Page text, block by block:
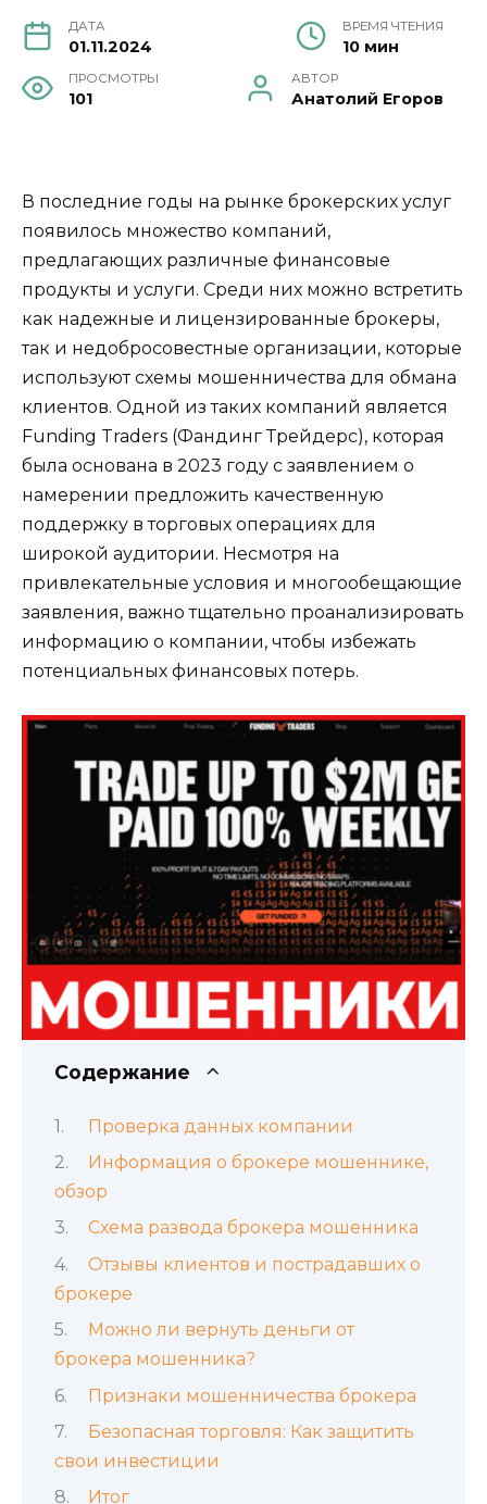
ДАТА
01.11.2024
ВРЕМЯ ЧТЕНИЯ
10 мин
ПРОСМОТРЫ
101
АВТОР
Анатолий Егоров
В последние годы на рынке брокерских услуг
появилось множество компаний,
предлагающих различные финансовые
продукты и услуги. Среди них можно встретить
как надежные и лицензированные брокеры,
так и недобросовестные организации, которые
используют схемы мошенничества для обмана
клиентов. Одной из таких компаний является
Funding Traders (Фандинг Трейдерс), которая
была основана в 2023 году с заявлением о
намерении предложить качественную
поддержку в торговых операциях для
широкой аудитории. Несмотря на
привлекательные условия и многообещающие
заявления, важно тщательно проанализировать
информацию о компании, чтобы избежать
потенциальных финансовых потерь.
Содержание
Проверка данных компании
Информация о брокере мошеннике,
обзор
Схема развода брокера мошенника
Отзывы клиентов и пострадавших о
брокере
Можно ли вернуть деньги от
брокера мошенника?
Признаки мошенничества брокера
Безопасная торговля: Как защитить
свои инвестиции
Итог